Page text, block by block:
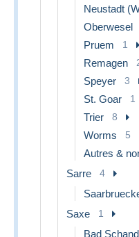
Neustadt
Oberwesel
Pruem 1
Remagen
Speyer 3
St. Goar 1
Trier 8
Worms 5
Autres &
Sarre 4
Saxe 1
Bad